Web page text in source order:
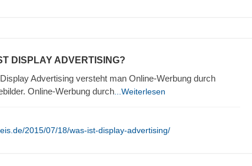
DISPLAY ADVERTISING?
Advertising versteht man Online-Werbung durch
Online-Werbung durch ...Weiterlesen
2015/07/18/was-ist-display-advertising/